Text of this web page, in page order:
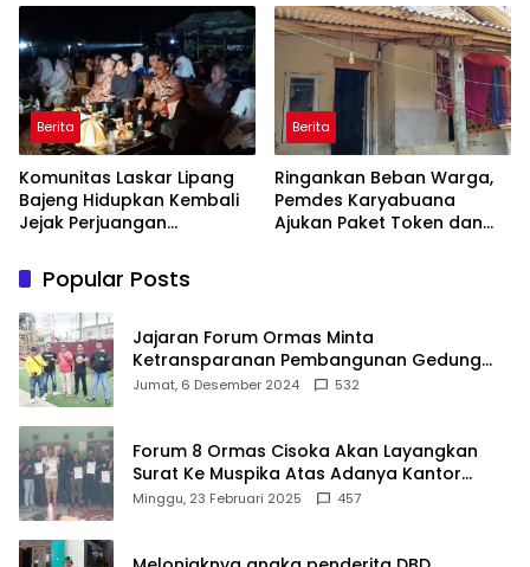
Kondusif
Tuanku Ihza Kemalsya
Damanik
Berita
Komunitas Laskar Lipang
Bajeng Hidupkan Kembali
Jejak Perjuangan
Wabup Takalar: Apresiasi
Bahwa Sejarah Adalah
Warisan yang Tak Ternilai”.
Berita
Ringankan Beban Warga,
Pemdes Karyabuana
Ajukan Paket Token dan
Popular Posts
Jajaran Forum Ormas Minta
Ketransparanan Pembangunan Gedung
Damkar Di Kecamatan Cisoka
Jumat, 6 Desember 2024 532
Forum 8 Ormas Cisoka Akan Layangkan
Surat Ke Muspika Atas Adanya Kantor
Matel di Cisoka
Minggu, 23 Februari 2025 457